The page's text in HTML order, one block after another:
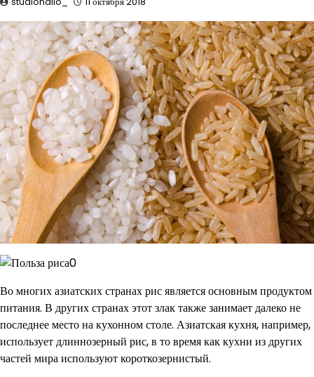
Во многих азиатских странах рис является основным продуктом
питания. В других странах этот злак также занимает далеко не
последнее место на кухонном столе. Азиатская кухня, например,
использует длиннозерный рис, в то время как кухни из других
частей мира используют короткозернистый.